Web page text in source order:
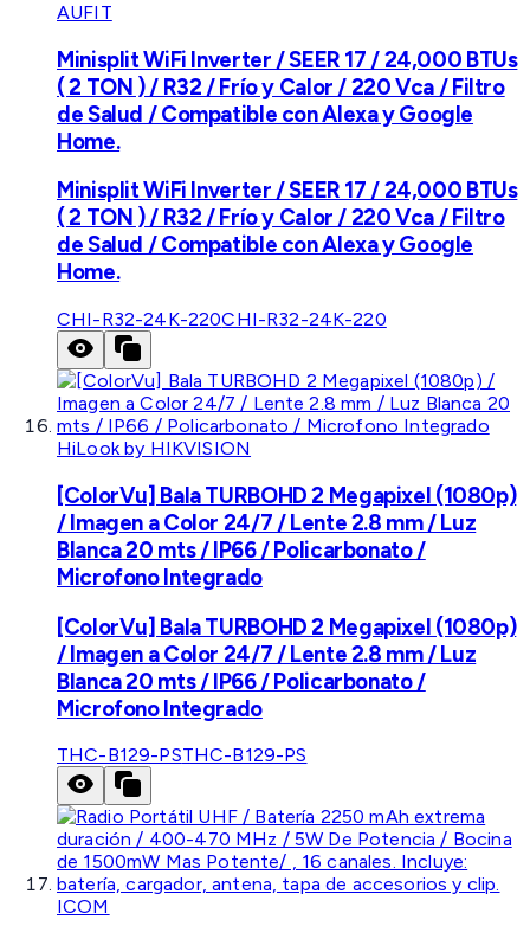
AUFIT
Minisplit WiFi Inverter / SEER 17 / 24,000 BTUs
( 2 TON ) / R32 / Frío y Calor / 220 Vca / Filtro
de Salud / Compatible con Alexa y Google
Home.
Minisplit WiFi Inverter / SEER 17 / 24,000 BTUs
( 2 TON ) / R32 / Frío y Calor / 220 Vca / Filtro
de Salud / Compatible con Alexa y Google
Home.
CHI-R32-24K-220CHI-R32-24K-220
HiLook by HIKVISION
[ColorVu] Bala TURBOHD 2 Megapixel (1080p)
/ Imagen a Color 24/7 / Lente 2.8 mm / Luz
Blanca 20 mts / IP66 / Policarbonato /
Microfono Integrado
[ColorVu] Bala TURBOHD 2 Megapixel (1080p)
/ Imagen a Color 24/7 / Lente 2.8 mm / Luz
Blanca 20 mts / IP66 / Policarbonato /
Microfono Integrado
THC-B129-PSTHC-B129-PS
ICOM